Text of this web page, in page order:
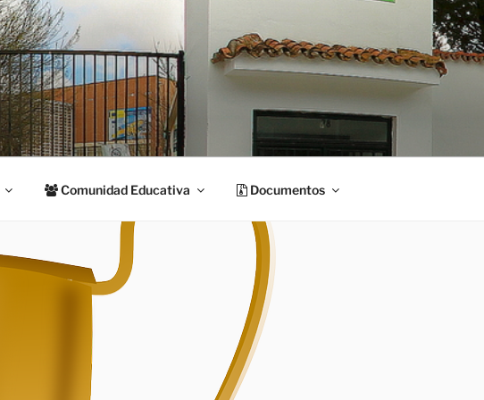
Comunidad Educativa Documentos